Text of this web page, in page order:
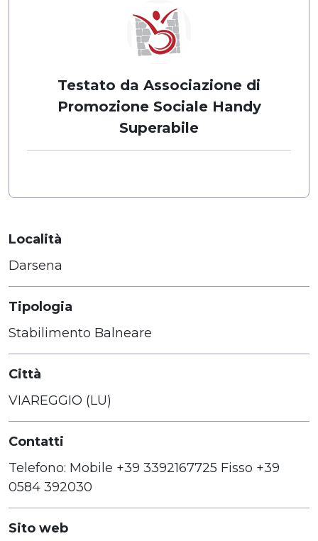
Testato da Associazione di
Promozione Sociale Handy
Superabile
Località
Darsena
Tipologia
Stabilimento Balneare
Città
VIAREGGIO (LU)
Contatti
Telefono: Mobile +39 3392167725 Fisso +39
0584 392030
Sito web